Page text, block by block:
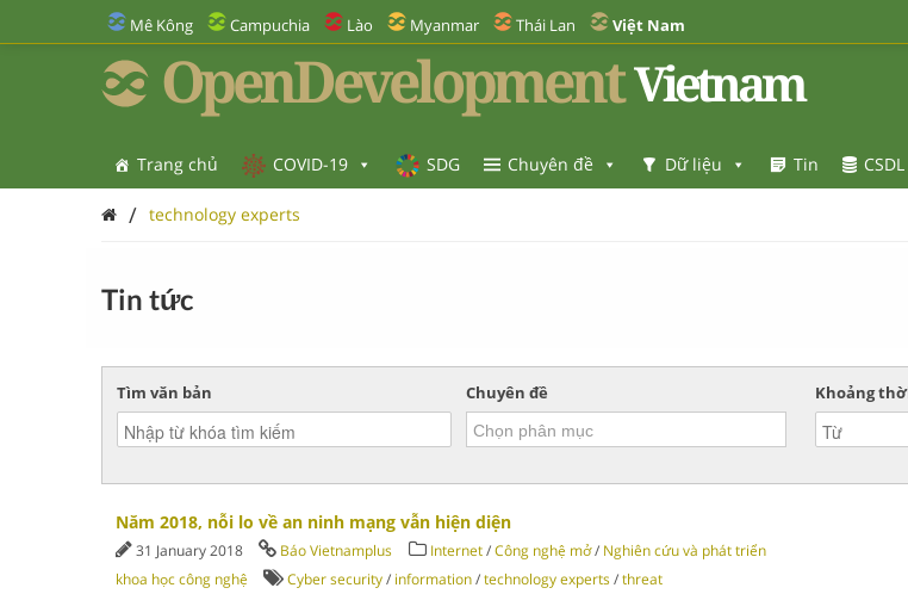
Mê Kông Campuchia Lào Myanmar Thái Lan Việt Nam
OpenDevelopment Vietnam
Trang chủ COVID-19 SDG Chuyên đề Dữ liệu Tin CSDL
/ technology experts
Tin tức
Tìm văn bản Chuyên đề Khoảng
Năm 2018, nỗi lo về an ninh mạng vẫn hiện diện
31 January 2018 Báo Vietnamplus Internet/Công nghệ mở/ Nghiên cứu và phát triển
khoa học công nghệ
Cyber security/ information/technology experts/threat